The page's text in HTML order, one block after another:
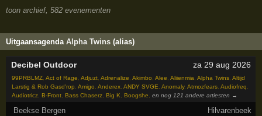
toon archief, 582 evenementen
UitgaansagendaAlpha Twins (alias)
Decibel Outdoor za 29 aug 2026
99PRBLMZ ,Act of Rage ,Adjuzt ,Adrenalize ,Akimbo ,Alee ,Aliienmia ,Alpha Twins ,Altijd
Larstig & Rob Gasd'rop ,Amigo ,Anderex ,ANDY SVGE ,Anomaly,Atmozfears ,Audiofreq
Audiotricz ,B-Front ,Bass Chaserz ,Big K ,Boogshe ,en nog 121 andere artiesten →
Beekse Bergen Hilvarenbeek